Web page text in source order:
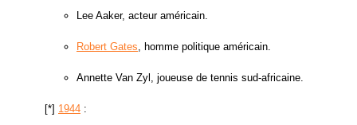
Lee Aaker, acteur américain.
Robert Gates, homme politique américain.
Annette Van Zyl, joueuse de tennis sud-africaine.
[*] 1944 :